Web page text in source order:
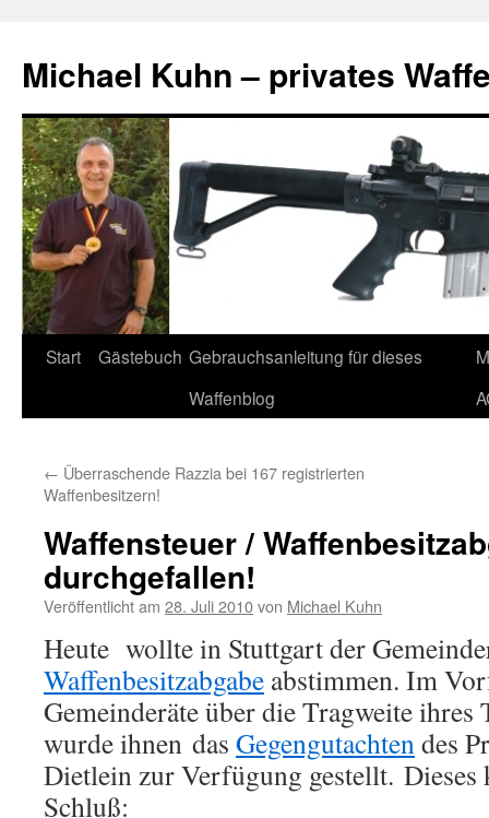
springen
Michael Kuhn – privates
Start Gästebuch Gebrauchsanleitung für dieses
Waffenblog
← Überraschende Razzia bei 167 registrierten
Waffenbesitzern!
Waffensteuer /
durchgefallen!
Veröffentlicht am 28. Juli 2010von Michael Kuhn
Heute wollte in Stuttgart der
Waffenbesitzabgabe abstimmen. Im
Gemeinderäte über die Tragweite
wurde ihnen das Gegengutachtendes
Dietlein zur Verfügung gestellt. Dieses
Schluß: